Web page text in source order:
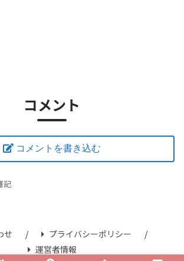
コメント
コメントを書き込む
記
せ
プライバシーポリシー
運営者情報